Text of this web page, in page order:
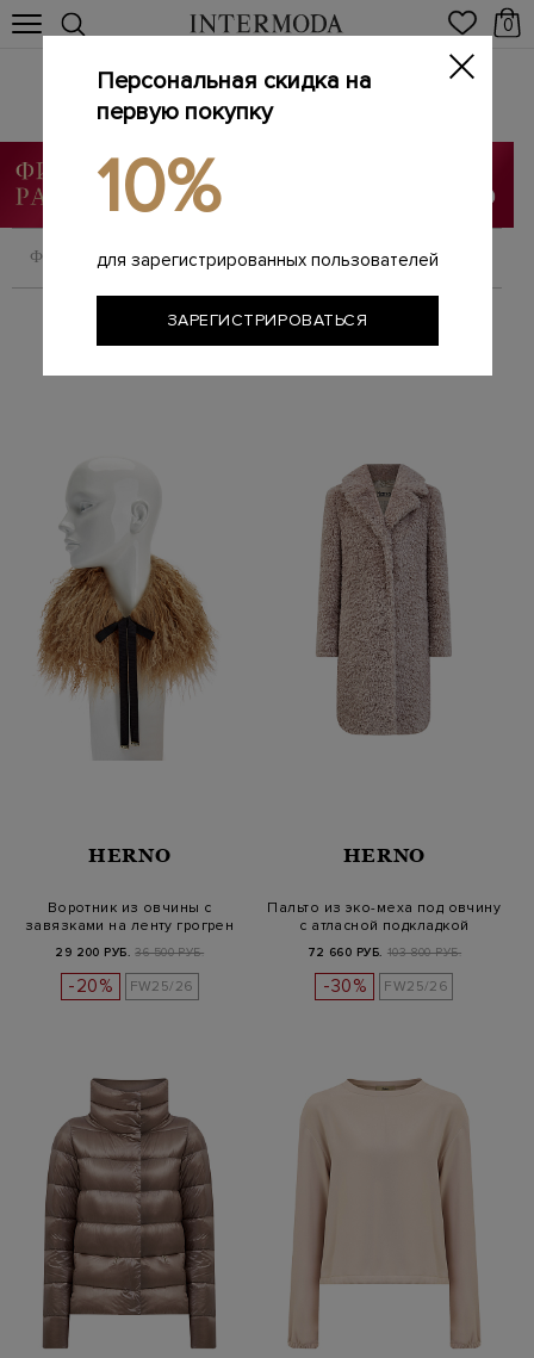
0
HERNO
Главная / Женщинам /
ФИЛЬТРОВАТЬ СОРТИРОВАТЬ
HERNO
Воротник из овчины с
завязками на ленту грогрен
29 200 РУБ. 36 500 РУБ.
-20% FW25/26
HERNO
Пальто из эко-меха под овчину
с атласной подкладкой
72 660 РУБ. 103 800 РУБ.
-30% FW25/26
Персональная скидка на
первую покупку
10%
для зарегистрированных пользователей
ЗАРЕГИСТРИРОВАТЬСЯ